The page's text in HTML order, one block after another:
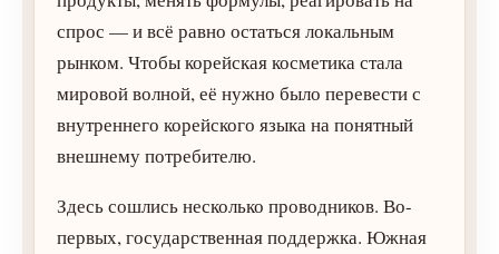
спрос — и всё равно остаться локальным
рынком. Чтобы корейская косметика стала
мировой волной, её нужно было перевести с
внутреннего корейского языка на понятный
внешнему потребителю.
Здесь сошлись несколько проводников. Во-
первых, государственная поддержка. Южная